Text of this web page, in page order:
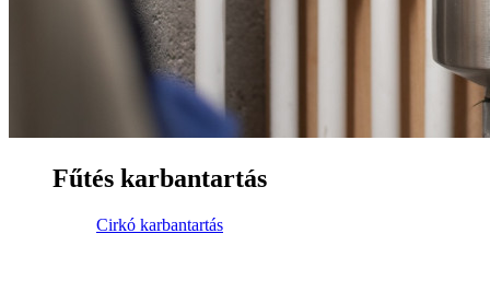
Fűtés karbantartás
Cirkó karbantartás